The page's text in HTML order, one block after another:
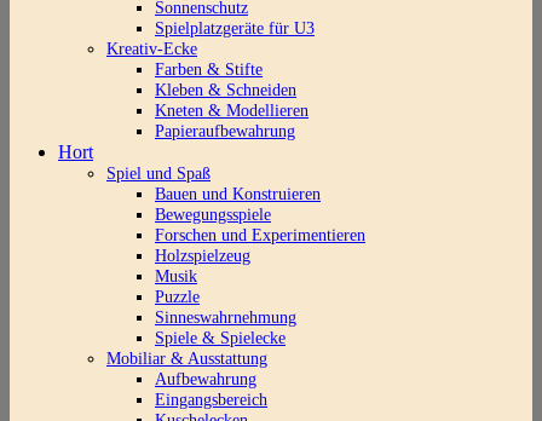
Sonnenschutz
Spielplatzgeräte für U3
Kreativ-Ecke
Farben & Stifte
Kleben & Schneiden
Kneten & Modellieren
Papieraufbewahrung
Hort
Spiel und Spaß
Bauen und Konstruieren
Bewegungsspiele
Forschen und Experimentieren
Holzspielzeug
Musik
Puzzle
Sinneswahrnehmung
Spiele & Spielecke
Mobiliar & Ausstattung
Aufbewahrung
Eingangsbereich